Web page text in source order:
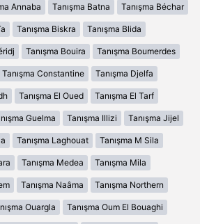
Annaba Tanışma Batna Tanışma Béchar
Tanışma Biskra Tanışma Blida
Tanışma Bouira Tanışma Boumerdes
Tanışma Constantine Tanışma Djelfa
Tanışma El Oued Tanışma El Tarf
Guelma Tanışma Illizi Tanışma Jijel
Tanışma Laghouat Tanışma M Sila
Tanışma Medea Tanışma Mila
Tanışma Naâma Tanışma Northern
Ouargla Tanışma Oum El Bouaghi